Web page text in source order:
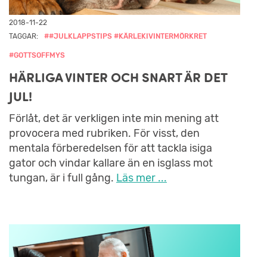
2018-11-22
TAGGAR:
##JULKLAPPSTIPS #KÄRLEKIVINTERMÖRKRET
#GOTTSOFFMYS
HÄRLIGA VINTER OCH SNART ÄR DET
JUL!
Förlåt, det är verkligen inte min mening att
provocera med rubriken. För visst, den
mentala förberedelsen för att tackla isiga
gator och vindar kallare än en isglass mot
tungan, är i full gång. Läs mer ...